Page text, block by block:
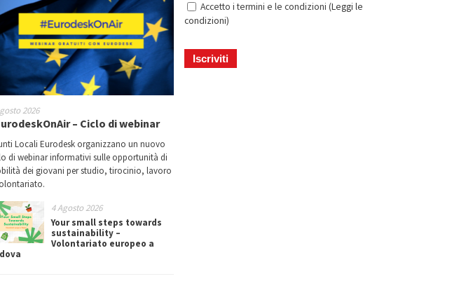
2026
– Ciclo di webinar
Locali Eurodesk organizzano un nuovo
di webinar informativi sulle opportunità di
dei giovani per studio, tirocinio, lavoro
4 Agosto 2026
Your small steps towards
sustainability –
Volontariato europeo a
Accetto i termini e le condizioni (Leggi le
condizioni)